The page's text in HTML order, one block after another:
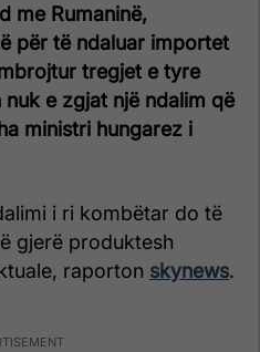
me Rumaninë,
për të ndaluar importet
tregjet e tyre
e zgjat një ndalim që
ministri hungarez i
i ri kombëtar do të
gjerë produktesh
raporton skynews.